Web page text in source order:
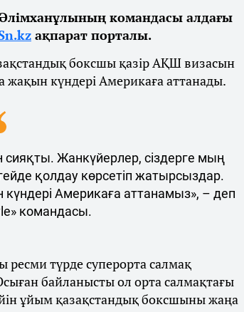
командасы алдағы
ақпарат порталы.
боксшы қазір АҚШ визасын
жақын күндері Америкаға аттанады.
сияқты. Жанкүйерлер, сіздерге мың
қолдау көрсетіп жатырсыздар.
Америкаға аттанамыз», – деп
командасы.
ресми түрде суперорта салмақ
байланысты ол орта салмақтағы
ұйым қазақстандық боксшыны жаңа